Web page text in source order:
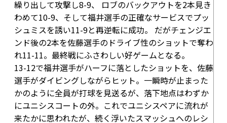
繰り出して攻撃し8-9、 ロブのバックアウトを2本見き
わめて10-9、そして福井選手の正確なサービスでプッ
シュミスを誘い11-9と再逆転に成功。 だがチェンジエ
ンド後の2本を佐藤選手のドライブ性のショットで奪わ
れ11-11。最終戦にふさわしい好ゲームとなる。
13-12で福井選手がハーフに落としたショットを、佐藤
選手がダイビングしながらヒット。一瞬時が止まった
かのように全員が打球を見送るが、落下地点はわずか
にユニシスコートの外。これでユニシスペアに流れが
来たかに思われたが、続く浮いたスマッシュへのレシ